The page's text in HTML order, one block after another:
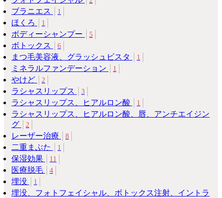
ブラニエス 1
ほくろ 1
ボディーシャンプー 5
ボトックス 6
まつ毛美容液、グラッシュビスタ 1
ミネラルファンデーション 1
やけど 2
ラシャスリップス 3
ラシャスリップス、ヒアルロン酸 1
ラシャスリップス、ヒアルロン酸、唇、アンチエイジン
グ
2
レーザー治療 8
二重まぶた 1
保湿効果 11
医療脱毛 4
埋没 1
埋没、フォトフェイシャル、ボトックス注射、イントラ